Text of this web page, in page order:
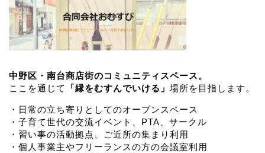
中野区・南台商店街のコミュニティスペース。
ここを通じて
「縁をむすんでいける」 場所を目指します。
・日常の立ち寄りとしてのオープンスペース
・子育て世代の交流イベント、PTA、サークル
・習い事の活動拠点、ご近所の集まり利用
・個人事業主やフリーランスの方の会議室利用